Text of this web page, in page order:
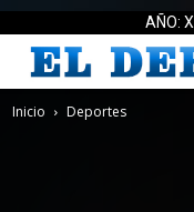
AÑO:
Inicio Deportes